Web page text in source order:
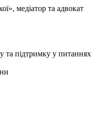
медіатор та адвокат
та підтримку у питаннях